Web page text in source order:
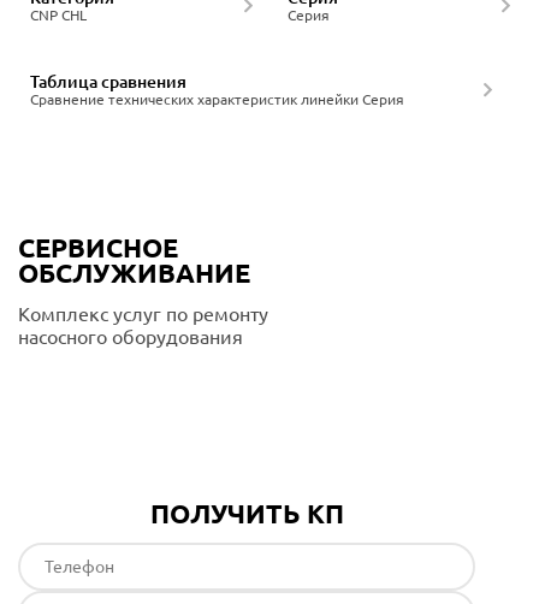
CNP CHL Серия
Сравнение технических характеристик линейки Серия
Таблица сравнения
СЕРВИСНОЕ
ОБСЛУЖИВАНИЕ
Комплекс услуг по ремонту
насосного оборудования
ПОЛУЧИТЬ КП